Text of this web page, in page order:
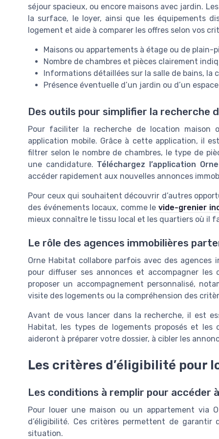
séjour spacieux, ou encore maisons avec jardin.
la surface, le loyer, ainsi que les équipements
logement et aide à comparer les offres selon vos
Maisons ou appartements à étage ou de plain-
Nombre de chambres et pièces clairement
Informations détaillées sur la salle de bains, la
Présence éventuelle d’un jardin ou d’un
Des outils pour simplifier la recherche
Pour faciliter la recherche de location maison
application mobile. Grâce à cette application, il
filtrer selon le nombre de chambres, le type de
une candidature. Téléchargez l’application
accéder rapidement aux nouvelles annonces
Pour ceux qui souhaitent découvrir d’autres
des événements locaux, comme levide-grenier
mieux connaître le tissu local et les quartiers où il
Le rôle des agences immobilières
Orne Habitat collabore parfois avec des agences
pour diffuser ses annonces et accompagner
proposer un accompagnement personnalisé,
visite des logements ou la compréhension des
Avant de vous lancer dans la recherche, il est
Habitat, les types de logements proposés et
aideront à préparer votre dossier, à cibler les
Les critères d’éligibilité pour
Les conditions à remplir pour accéder
Pour louer une maison ou un appartement via
d’éligibilité. Ces critères permettent de
situation.